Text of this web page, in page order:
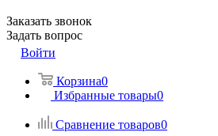
Заказать звонок
Задать вопрос
Войти
Корзина0
Избранные товары0
Сравнение товаров0